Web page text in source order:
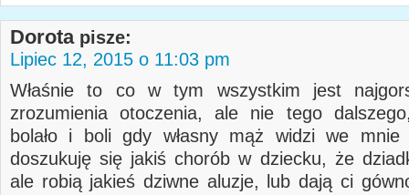
Dorota pisze:
Lipiec 12, 2015 o 11:03 pm
Właśnie to co w tym wszystkim jest
zrozumienia otoczenia, ale nie tego
bolało i boli gdy własny mąż widzi we mnie
doszukuję się jakiś chorób w dziecku, że
ale robią jakieś dziwne aluzje, lub dają ci